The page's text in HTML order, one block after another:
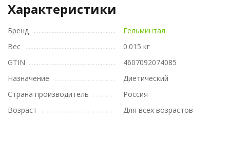
Характеристики
Бренд
Гельминтал
Вес
0.015 кг
GTIN
4607092074085
Назначение
Диетический
Страна производитель
Россия
Возраст
Для всех возрастов